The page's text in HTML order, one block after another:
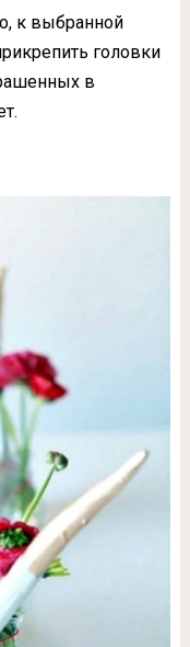
к выбранной
головки
в